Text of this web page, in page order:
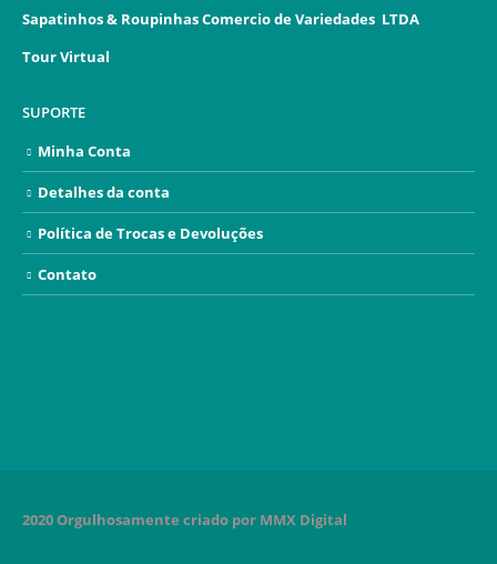
Sapatinhos & Roupinhas Comercio de Variedades LTDA
Tour Virtual
SUPORTE
Minha Conta
Detalhes da conta
Política de Trocas e Devoluções
Contato
2020 Orgulhosamente criado por MMX Digital